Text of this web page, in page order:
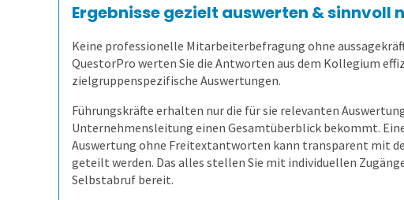
Ergebnisse gezielt auswerten & sinnvoll
Keine professionelle Mitarbeiterbefragung ohne
QuestorPro werten Sie die Antworten aus dem Kollegium
zielgruppenspezifische Auswertungen.
Führungskräfte erhalten nur die für sie relevanten
Unternehmensleitung einen Gesamtüberblick bekommt.
Auswertung ohne Freitextantworten kann transparent mit
geteilt werden. Das alles stellen Sie mit individuellen
Selbstabruf bereit.